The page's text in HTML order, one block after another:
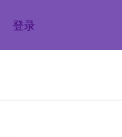
登录